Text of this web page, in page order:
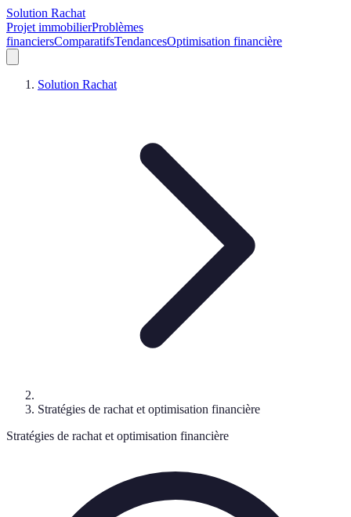
Solution Rachat
Projet immobilierProblèmes
financiersComparatifsTendancesOptimisation financière
Solution Rachat
Stratégies de rachat et optimisation financière
Stratégies de rachat et optimisation financière